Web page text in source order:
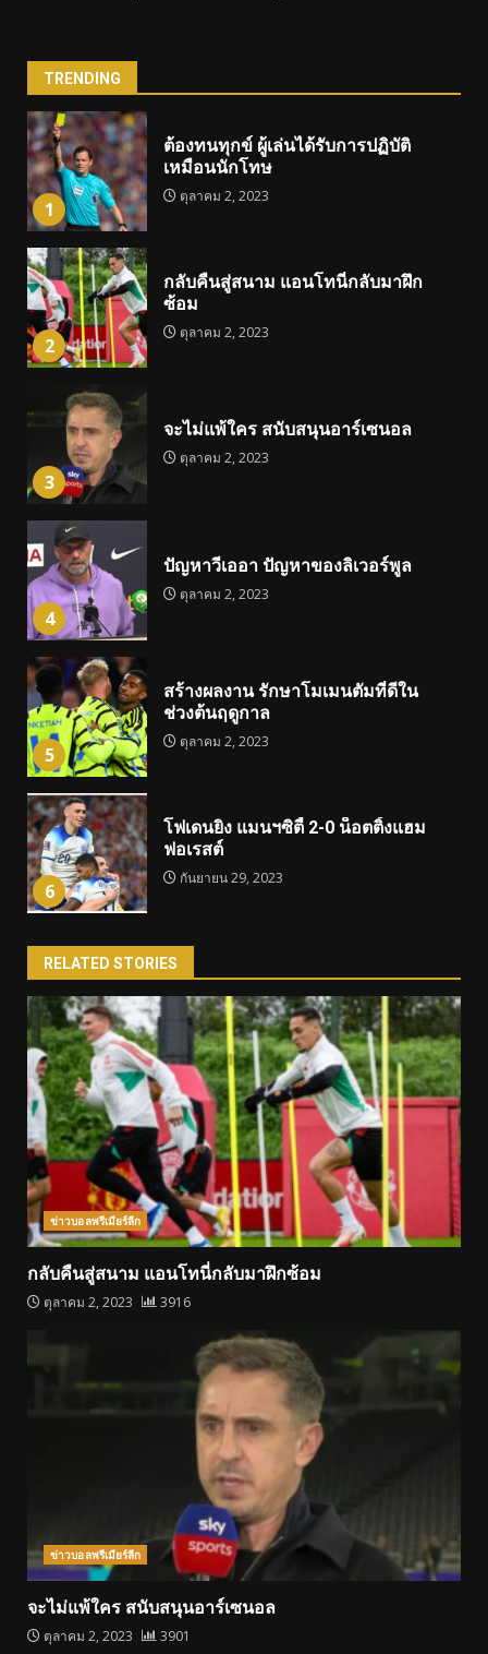
TRENDING
1
ต้องทนทุกข์ ผู้เล่นได้รับการปฏิบัติ
เหมือนนักโทษ
ตุลาคม 2, 2023
2
กลับคืนสู่สนาม แอนโทนี่กลับมาฝึก
ซ้อม
ตุลาคม 2, 2023
3
จะไม่แพ้ใคร สนับสนุนอาร์เซนอล
ตุลาคม 2, 2023
4
ปัญหาวีเออา ปัญหาของลิเวอร์พูล
ตุลาคม 2, 2023
5
สร้างผลงาน รักษาโมเมนตัมที่ดีใน
ช่วงต้นฤดูกาล
ตุลาคม 2, 2023
6
โฟเดนยิง แมนฯซิตี้ 2-0 น็อตติ้งแฮม
ฟอเรสต์
กันยายน 29, 2023
RELATED STORIES
ข่าวบอลพรีเมียร์ลีก
กลับคืนสู่สนาม แอนโทนี่กลับมาฝึกซ้อม
ตุลาคม 2, 2023 3916
ข่าวบอลพรีเมียร์ลีก
จะไม่แพ้ใคร สนับสนุนอาร์เซนอล
ตุลาคม 2, 2023 3901